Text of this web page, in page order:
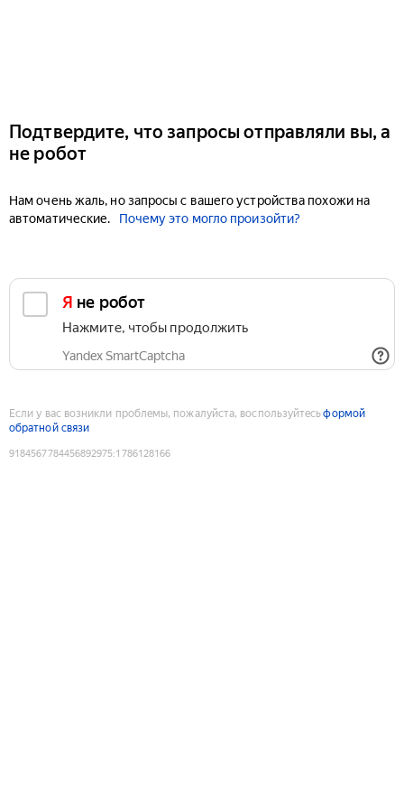
Подтвердите, что запросы отправляли вы, а
не робот
Нам очень жаль, но запросы с вашего устройства похожи на
автоматические.
Почему это могло произойти?
Я не робот
Нажмите, чтобы продолжить
Yandex SmartCaptcha
Если у вас возникли проблемы, пожалуйста, воспользуйтесьформой
обратной связи
9184567784456892975:1786128166